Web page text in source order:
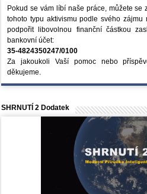
Pokud se vám líbí naše práce, můžete se
tohoto typu aktivismu podle svého zájmu
podpořit libovolnou finanční částkou
bankovní účet:
35-4824350247/0100
Za jakoukoli Vaší pomoc nebo
děkujeme.
SHRNUTÍ 2 Dodatek